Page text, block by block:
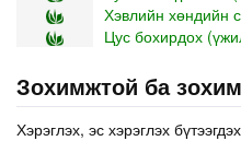
Хэвлийн хөндийн
Цус бохирдох
Зохимжтой ба
Хэрэглэх, эс хэрэглэх